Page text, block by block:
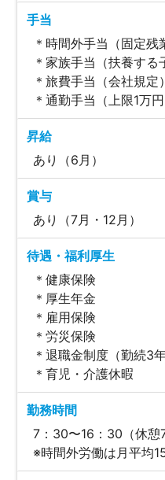
手当
＊時間外手当（固定残
＊家族手当（扶養する
＊旅費手当（会社規定）
＊通勤手当（上限1万円
昇給
あり（6月）
賞与
あり（7月・12月）
待遇・福利厚生
＊健康保険
＊厚生年金
＊雇用保険
＊労災保険
＊退職金制度（勤続3年
＊育児・介護休暇
勤務時間
7：30〜16：30（休憩
※時間外労働は月平均